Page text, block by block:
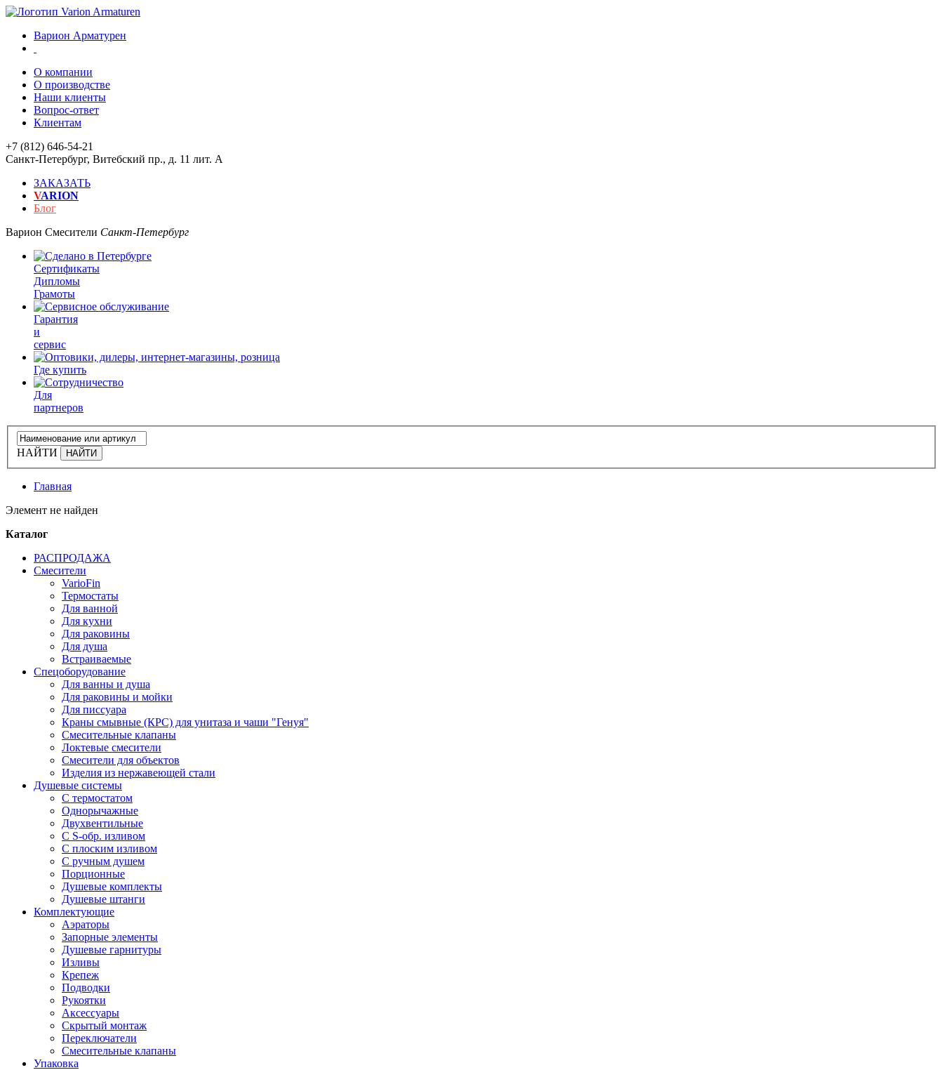
Варион Арматурен
О компании
О производстве
Наши клиенты
Вопрос-ответ
Клиентам
+7 (812) 646-54-21
Санкт-Петербург, Витебский пр., д. 11 лит. А
ЗАКАЗАТЬ
VARION
Блог
Варион Смесители Санкт-Петербург
Сертификаты
Дипломы
Грамоты
Гарантия
и
сервис
Где купить
Для
партнеров
НАЙТИ
Главная
Элемент не найден
Каталог
РАСПРОДАЖА
Смесители
VarioFin
Термостаты
Для ванной
Для кухни
Для раковины
Для душа
Встраиваемые
Спецоборудование
Для ванны и душа
Для раковины и мойки
Для писсуара
Краны смывные (КРС) для унитаза и чаши "Генуя"
Смесительные клапаны
Локтевые смесители
Смесители для объектов
Изделия из нержавеющей стали
Душевые системы
С термостатом
Однорычажные
Двухвентильные
С S-обр. изливом
С плоским изливом
С ручным душем
Порционные
Душевые комплекты
Душевые штанги
Комплектующие
Аэраторы
Запорные элементы
Душевые гарнитуры
Изливы
Крепеж
Подводки
Рукоятки
Аксессуары
Скрытый монтаж
Переключатели
Смесительные клапаны
Упаковка